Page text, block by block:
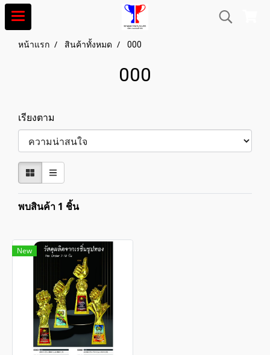
หน้าแรก สินค้าทั้งหมด 000
000
เรียงตาม
พบสินค้า 1 ชิ้น
New